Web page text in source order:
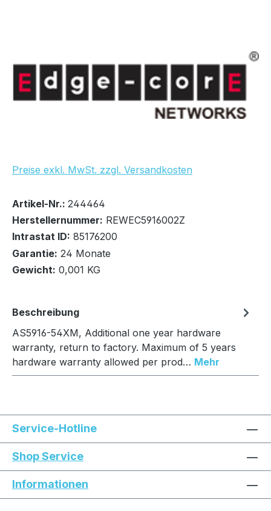
Preise exkl. MwSt. zzgl. Versandkosten
Bestand:100+
Sofort verfügbar, Lieferzeit: 1-5 Tage
Artikel-Nr.: 244464
Herstellernummer: REWEC5916002Z
Intrastat ID: 85176200
Garantie: 24 Monate
Gewicht: 0,001 KG
Beschreibung
AS5916-54XM, Additional one year hardware
warranty, return to factory. Maximum of 5 years
hardware warranty allowed per prod… Mehr
Service-Hotline
Shop Service
Informationen